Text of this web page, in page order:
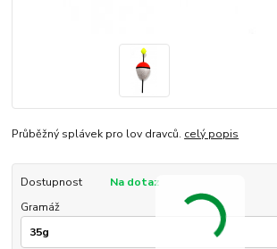
Průběžný splávek pro lov dravců. celý popis
Dostupnost
Na dotaz
Gramáž